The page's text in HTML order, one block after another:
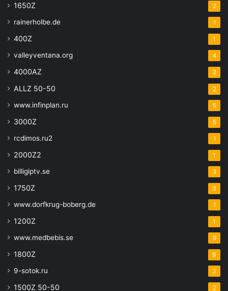
1650Z 2
rainerholbe.de 1
400Z 1
valleyventana.org 4
4000AZ 2
ALLZ 50-50 2
www.infinplan.ru 5
3000Z 5
rcdimos.ru2 1
2000Z2 1
billigiptv.se 3
1750Z 3
www.dorfkrug-boberg.de 1
1200Z 1
www.medbebis.se 9
1800Z 9
9-sotok.ru 2
1500Z 50-50 2